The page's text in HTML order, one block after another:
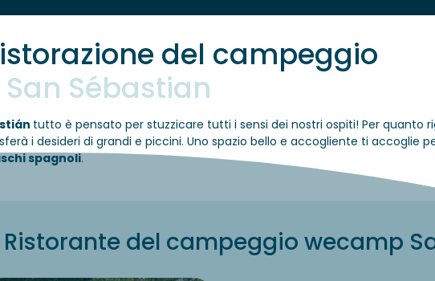
del campeggio
Sébastian
tutto è pensato per stuzzicare tutti i sensi dei nostri ospiti! Per quanto
i desideri di grandi e piccini. Uno spazio bello e accogliente ti accoglie
spagnoli.
Ristorante del campeggio wecamp